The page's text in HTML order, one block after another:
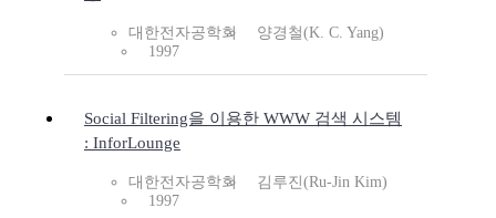
대한전자공학회
양경철(K. C. Yang)
1997
Social Filtering을 이용한 WWW 검색 시스템
: InforLounge
대한전자공학회
김루진(Ru-Jin Kim)
1997